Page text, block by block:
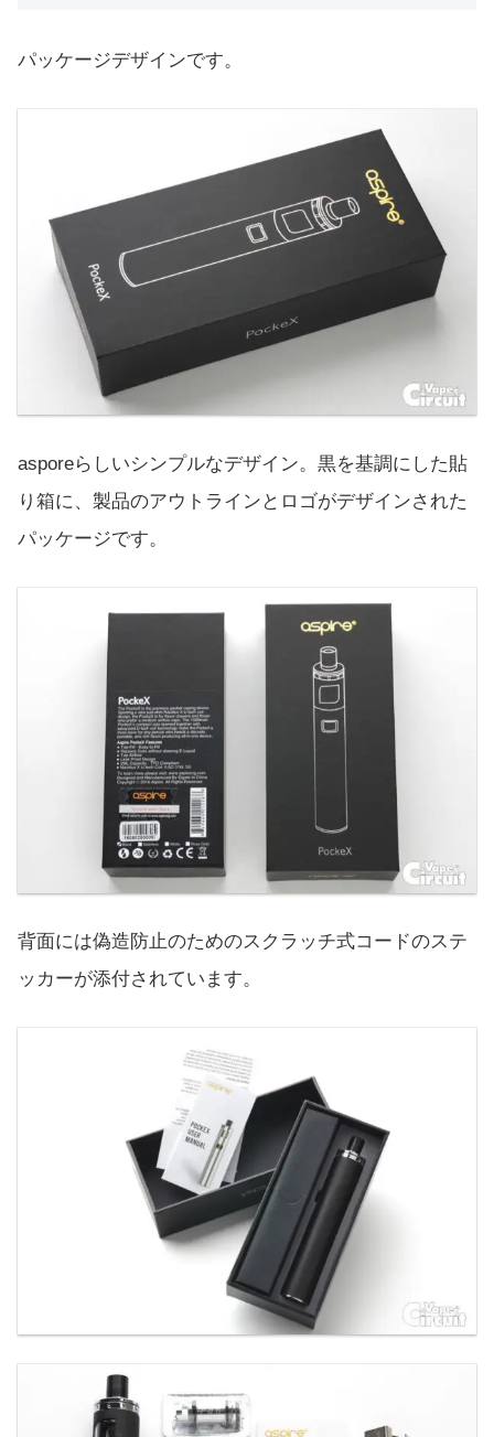
パッケージデザインです。
asporeらしいシンプルなデザイン。黒を基調にした貼
り箱に、製品のアウトラインとロゴがデザインされた
パッケージです。
背面には偽造防止のためのスクラッチ式コードのステ
ッカーが添付されています。